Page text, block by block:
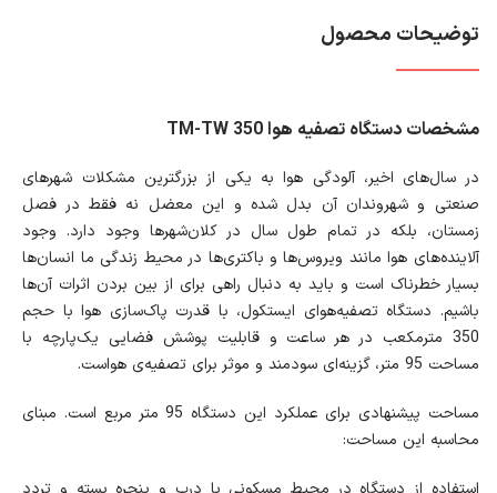
توضیحات محصول
مشخصات دستگاه تصفیه هوا TM-TW 350
در سال‌های اخیر، آلودگی هوا به یکی از بزرگترین مشکلات شهرهای
صنعتی و شهروندان آن بدل شده و این معضل نه فقط در فصل
زمستان، بلکه در تمام طول سال در کلان‌شهرها وجود دارد. وجود
آلاینده‌های هوا مانند ویروس‌ها و باکتری‌ها در محیط زندگی ما انسان‌ها
بسیار خطرناک است و باید به دنبال راهی برای از بین بردن اثرات آن‌ها
باشیم. دستگاه تصفیه‌هوای ایستکول، با قدرت پاک‌سازی هوا با حجم
350 مترمکعب در هر ساعت و قابلیت پوشش فضایی یک‌پارچه با
مساحت 95 متر، گزینه‌ای سودمند و موثر برای تصفیه‌ی هواست.
مساحت پیشنهادی برای عملکرد این دستگاه 95 متر مربع است. مبنای
محاسبه این مساحت: